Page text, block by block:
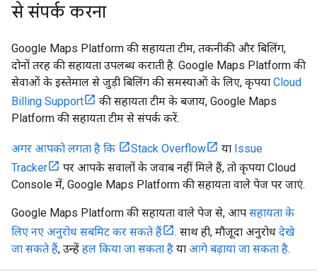
से संपर्क करना
Google Maps Platform की सहायता टीम, तकनीकी और बिलिंग,
दोनों तरह की सहायता उपलब्ध कराती है. Google Maps Platform की
सेवाओं के इस्तेमाल से जुड़ी बिलिंग की समस्याओं के लिए, कृपया Cloud
Billing Support
की सहायता टीम के बजाय, Google Maps
Platform की सहायता टीम से संपर्क करें.
अगर आपको लगता है कि Stack Overflow या Issue
Tracker
पर आपके सवालों के जवाब नहीं मिले हैं, तो कृपया Cloud
Console में, Google Maps Platform की सहायता वाले पेज पर जाएं.
Google Maps Platform की सहायता वाले पेज से, आप सहायता के
लिए नए अनुरोध सबमिट कर सकते हैं
. साथ ही, मौजूदा अनुरोध देखे
जा सकते हैं, उन्हें हल किया जा सकता है या आगे बढ़ाया जा सकता है.